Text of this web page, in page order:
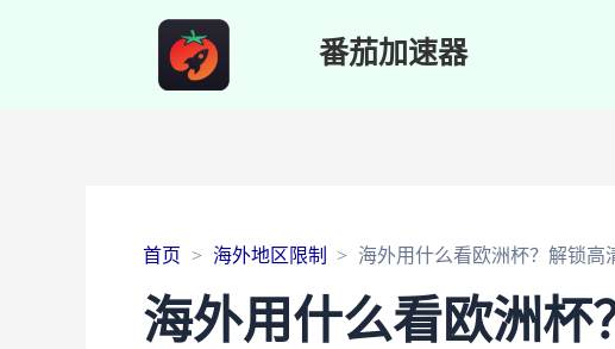
番茄加速器
首页 海外地区限制 海外用什么看欧洲杯？解锁高
海外用什么看欧洲杯